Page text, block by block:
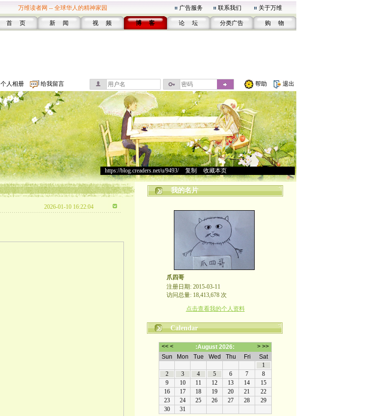
万维读者网 -- 全球华人的精神家园 广告服务 联系我们 关于万维
首 页 新 闻 视 频 博 客 论 坛 分类广告 购 物
个人相册 给我留言 帮助 退出
https://blog.creaders.net/u/9493/> 复制 收藏本页
2026-01-10 16:22:04
我的名片
爪四哥
注册日期: 2015-03-11
访问总量: 18,413,678 次
点击查看我的个人资料
Calendar